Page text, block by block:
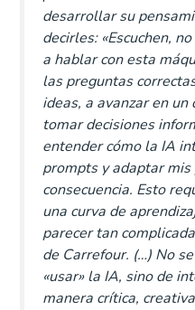
desarrollar su
decirles: «Escuchen,
a hablar con esta
las preguntas
ideas, a avanzar en
tomar decisiones
entender cómo la IA
prompts y adaptar
consecuencia. Esto
una curva de
parecer tan
de Carrefour. (…) No
«usar» la IA, sino de
manera crítica,